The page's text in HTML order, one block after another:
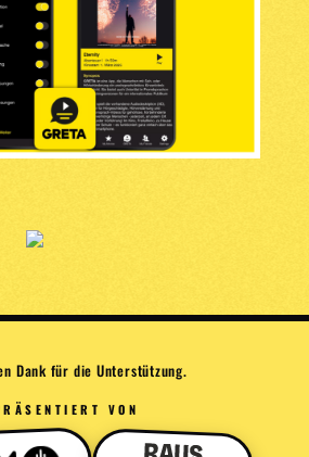
Dank für die Unterstützung.
VON